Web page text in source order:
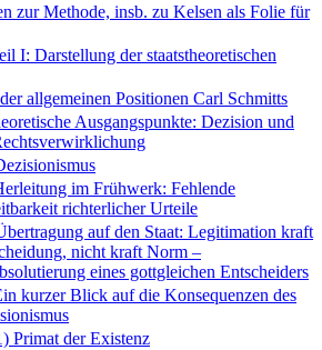
zur Methode, insb. zu Kelsen als Folie für
I: Darstellung der staatstheoretischen
allgemeinen Positionen Carl Schmitts
Ausgangspunkte: Dezision und
im Frühwerk: Fehlende
richterlicher Urteile
auf den Staat: Legitimation kraft
nicht kraft Norm –
eines gottgleichen Entscheiders
kurzer Blick auf die Konsequenzen des
Primat der Existenz